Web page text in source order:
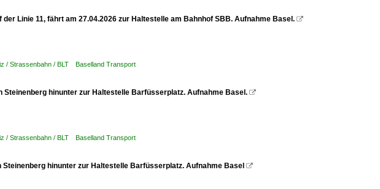
Linie 11, fährt am 27.04.2026 zur Haltestelle am Bahnhof SBB. Aufnahme Basel. 
/ Strassenbahn / BLT Baselland Transport
Steinenberg hinunter zur Haltestelle Barfüsserplatz. Aufnahme Basel. 
/ Strassenbahn / BLT Baselland Transport
hinunter zur Haltestelle Barfüsserplatz. Aufnahme Basel 